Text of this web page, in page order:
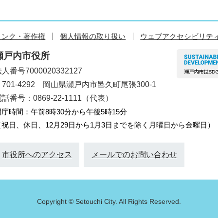
ンク・著作権 個人情報の取り扱い ウェブアクセシビリテ
戸内市役所
人番号7000020332127
701-4292 岡山県瀬戸内市邑久町尾張300-1
話番号：0869-22-1111（代表）
庁時間：午前8時30分から午後5時15分
祝日、休日、12月29日から1月3日までを除く月曜日から金曜日）
市役所へのアクセス メールでのお問い合わせ
Copyright © Setouchi City. All Rights Reserved.